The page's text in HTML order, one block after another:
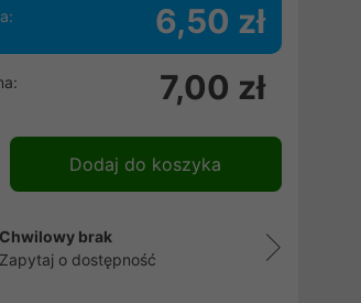
6,50 zł
7,00 zł
Dodaj do koszyka
Chwilowy brak
Zapytaj o dostępność